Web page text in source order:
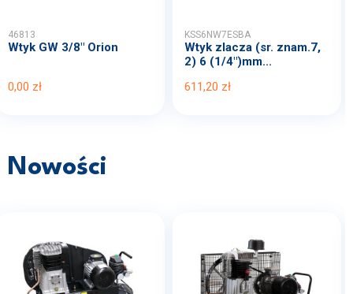
46813
Wtyk GW 3/8" Orion
0,00 zł
KSS6NW7ESBA
Wtyk zlacza (sr. znam.7,
2) 6 (1/4")mm...
611,20 zł
Nowości